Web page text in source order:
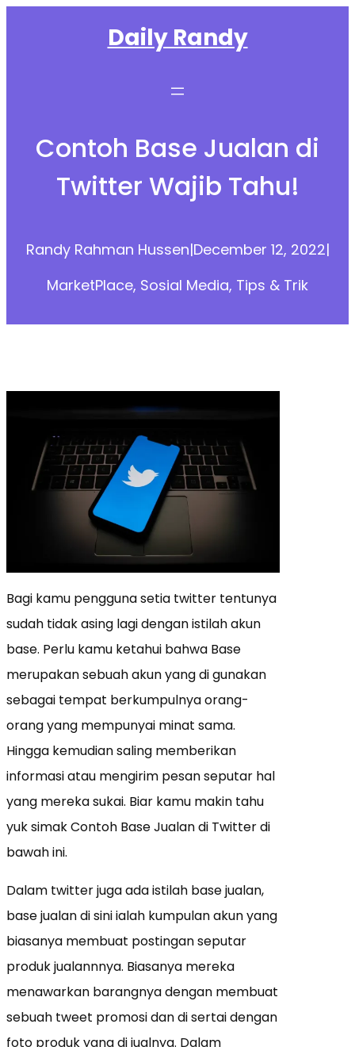
Daily Randy
Contoh Base Jualan di
Twitter Wajib Tahu!
Randy Rahman Hussen|December 12, 2022|
MarketPlace, Sosial Media, Tips & Trik
Bagi kamu pengguna setia twitter tentunya
sudah tidak asing lagi dengan istilah akun
base. Perlu kamu ketahui bahwa Base
merupakan sebuah akun yang di gunakan
sebagai tempat berkumpulnya orang-
orang yang mempunyai minat sama.
Hingga kemudian saling memberikan
informasi atau mengirim pesan seputar hal
yang mereka sukai. Biar kamu makin tahu
yuk simak Contoh Base Jualan di Twitter di
bawah ini.
Dalam twitter juga ada istilah base jualan,
base jualan di sini ialah kumpulan akun yang
biasanya membuat postingan seputar
produk jualannnya. Biasanya mereka
menawarkan barangnya dengan membuat
sebuah tweet promosi dan di sertai dengan
foto produk yang di jualnya. Dalam